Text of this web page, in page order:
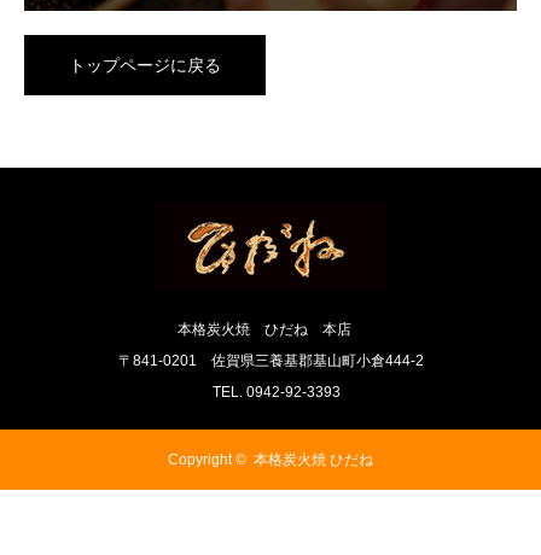
トップページに戻る
本格炭火焼 ひだね 本店
〒841-0201 佐賀県三養基郡基山町小倉444-2
TEL. 0942-92-3393
Copyright © 本格炭火焼 ひだね